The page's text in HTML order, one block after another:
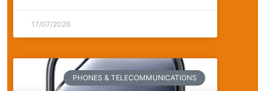
17/07/2026
PHONES & TELECOMMUNICATIONS